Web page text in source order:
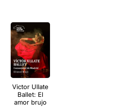
Victor Ullate
Ballet: El
amor brujo